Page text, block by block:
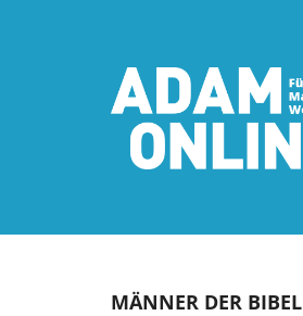
MÄNNER DER BIBEL